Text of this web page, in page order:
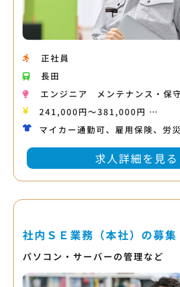
正社員
長田
エンジニア
メンテナンス・保
241,000円〜381,000円 …
マイカー通勤可、雇用保険、労
求人詳細を見る
社内ＳＥ業務（本社）の募集
パソコン・サーバーの管理など